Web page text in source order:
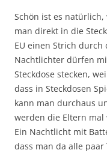
Schön ist es
man direkt in die
EU einen Strich durch
Nachtlichter dürfen
Steckdose stecken,
dass in Steckdosen
kann man durchaus
werden die Eltern
Ein Nachtlicht mit
dass man da alle